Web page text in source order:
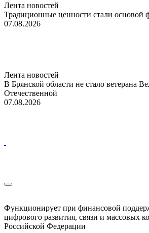
Лента новостей
Традиционные ценности стали основой
07.08.2026
Лента новостей
В Брянской области не стало ветерана
Отечественной
07.08.2026
Функционирует при финансовой
цифрового развития, связи и массовых
Российской Федерации